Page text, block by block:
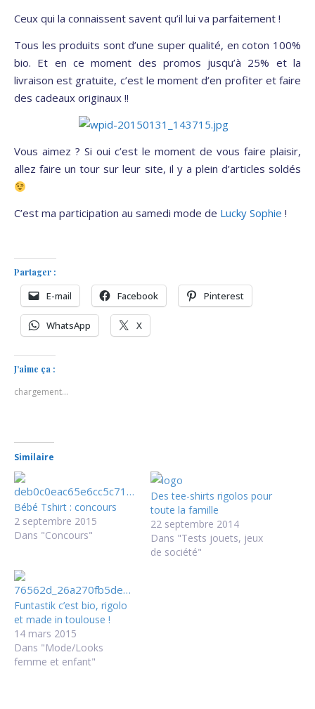
Ceux qui la connaissent savent qu’il lui va parfaitement !
Tous les produits sont d’une super qualité, en coton 100%
bio. Et en ce moment des promos jusqu’à 25% et la
livraison est gratuite, c’est le moment d’en profiter et faire
des cadeaux originaux !!
Vous aimez ? Si oui c’est le moment de vous faire plaisir,
allez faire un tour sur leur site, il y a plein d’articles soldés
C’est ma participation au samedi mode de Lucky Sophie !
Partager :
E-mail Facebook Pinterest
WhatsApp X
J’aime ça :
chargement…
Similaire
Bébé Tshirt : concours
2 septembre 2015
Dans "Concours"
Des tee-shirts rigolos pour
toute la famille
22 septembre 2014
Dans "Tests jouets, jeux
de société"
Funtastik c’est bio, rigolo
et made in toulouse !
14 mars 2015
Dans "Mode/Looks
femme et enfant"